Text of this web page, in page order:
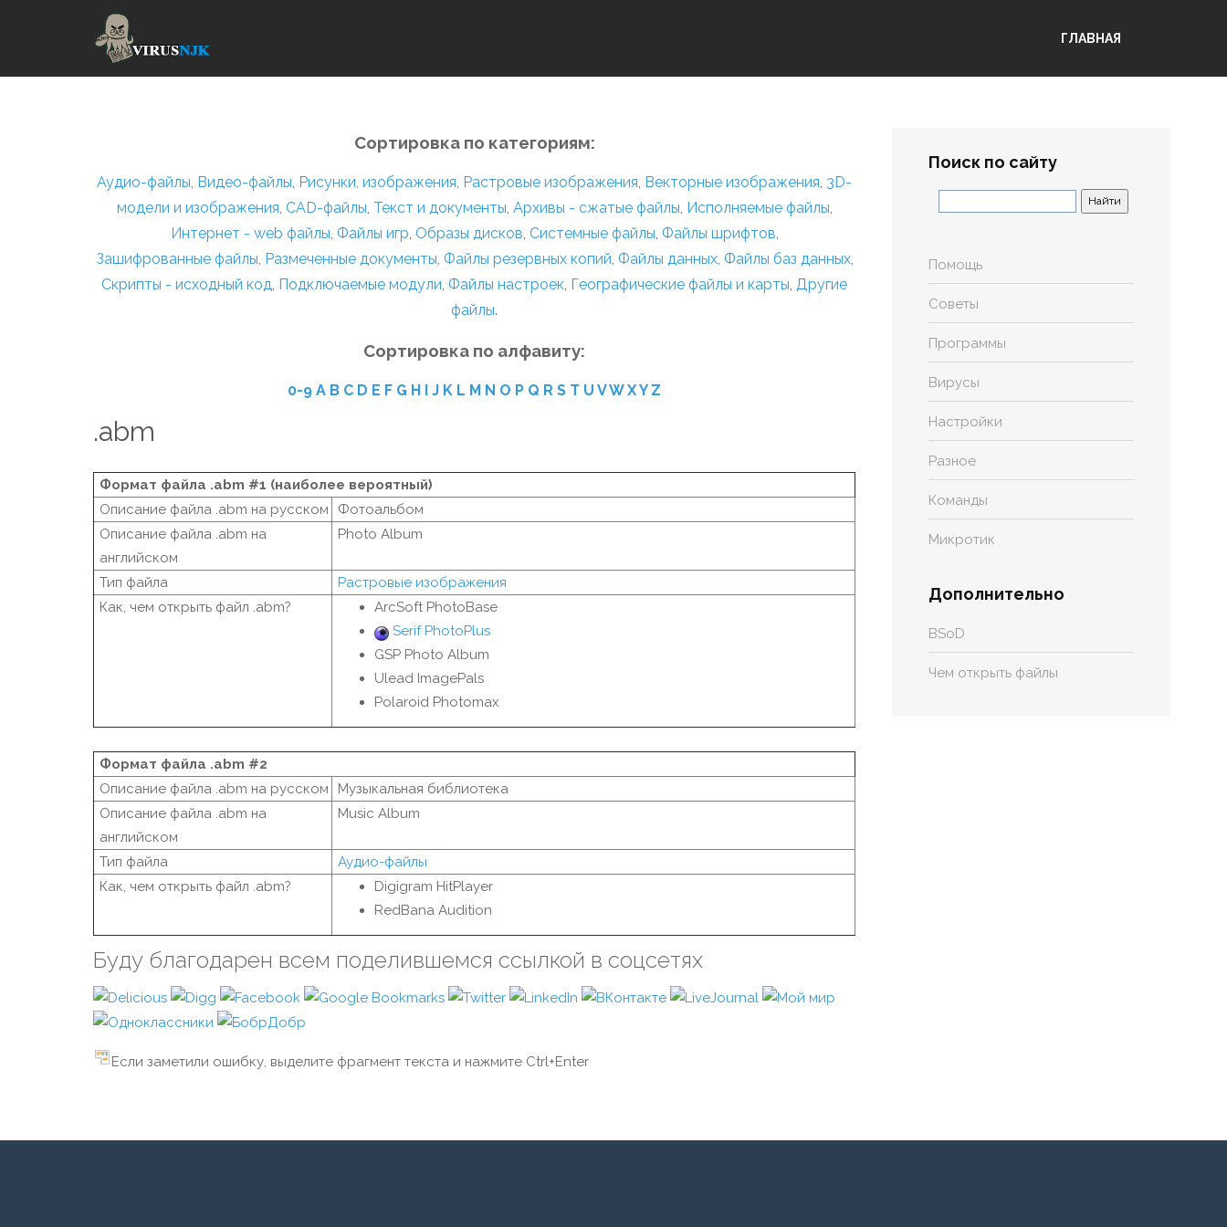
ГЛАВНАЯ
Сортировка по категориям:
Аудио-файлы, Видео-файлы, Рисунки, изображения, Растровые изображения, Векторные изображения, 3D-
модели и изображения, CAD-файлы, Текст и документы, Архивы - сжатые файлы, Исполняемые файлы,
Интернет - web файлы, Файлы игр, Образы дисков, Системные файлы, Файлы шрифтов,
Зашифрованные файлы, Размеченные документы, Файлы резервных копий, Файлы данных, Файлы баз данных,
Скрипты - исходный код, Подключаемые модули, Файлы настроек, Географические файлы и карты, Другие
файлы.
Сортировка по алфавиту:
0-9 A B C D E F G H I J K L M N O P Q R S T U VW XY Z
.abm
Формат файла .abm #1 (наиболее вероятный)
Описание файла .abm на русском
Фотоальбом
Описание файла .abm на
английском
Photo Album
Тип файла
Растровые изображения
Как, чем открыть файл .abm?
ArcSoft PhotoBase
Serif PhotoPlus
GSP Photo Album
Ulead ImagePals
Polaroid Photomax
Формат файла .abm #2
Описание файла .abm на русском
Музыкальная библиотека
Описание файла .abm на
английском
Music Album
Тип файла
Аудио-файлы
Как, чем открыть файл .abm?
Digigram HitPlayer
RedBana Audition
Буду благодарен всем поделившемся ссылкой в соцсетях
Если заметили ошибку, выделите фрагмент текста и нажмите Ctrl+Enter
Поиск по сайту
Помощь
Советы
Программы
Вирусы
Настройки
Разное
Команды
Микротик
Дополнительно
BSoD
Чем открыть файлы